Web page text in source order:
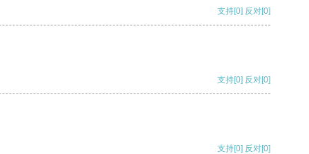
支持[0] 反对[0]
支持[0] 反对[0]
支持[0] 反对[0]